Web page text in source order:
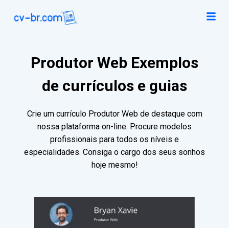
Produtor Web Exemplos
de currículos e guias
Crie um currículo Produtor Web de destaque com
nossa plataforma on-line. Procure modelos
profissionais para todos os níveis e
especialidades. Consiga o cargo dos seus sonhos
hoje mesmo!